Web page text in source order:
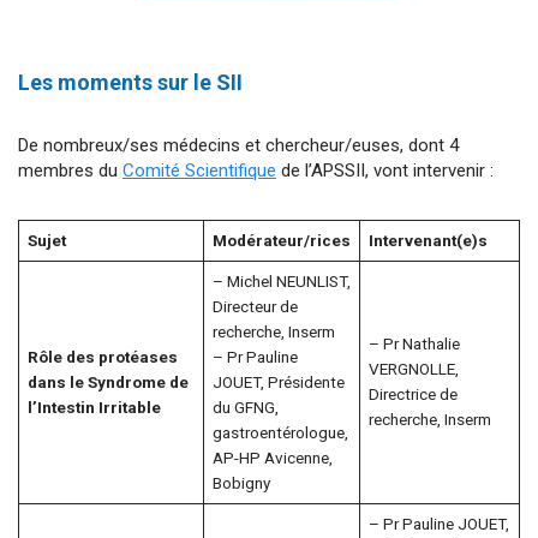
Les moments sur le SII
De nombreux/ses médecins et chercheur/euses, dont 4
membres du Comité Scientifique de l’APSSII, vont intervenir :
Sujet Modérateur/rices Intervenant(e)s
Rôle des protéases
dans le Syndrome de
l’Intestin Irritable
– Michel NEUNLIST,
Directeur de
recherche, Inserm
– Pr Pauline
JOUET, Présidente
du GFNG,
gastroentérologue,
AP-HP Avicenne,
Bobigny
– Pr Nathalie
VERGNOLLE,
Directrice de
recherche, Inserm
– Pr Pauline JOUET,